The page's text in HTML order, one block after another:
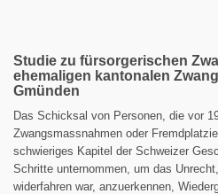
Studie zu fürsorgerischen
ehemaligen kantonalen
Gmünden
Das Schicksal von Personen, die vor
Zwangsmassnahmen oder
schwieriges Kapitel der Schweizer
Schritte unternommen, um das
widerfahren war, anzuerkennen,